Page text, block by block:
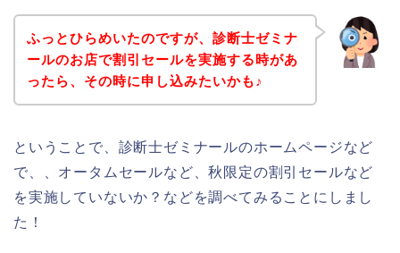
ふっとひらめいたのですが、診断士ゼミナ
ールのお店で割引セールを実施する時があ
ったら、その時に申し込みたいかも♪
ということで、診断士ゼミナールのホームページなど
で、、オータムセールなど、秋限定の割引セールなど
を実施していないか？などを調べてみることにしまし
た！